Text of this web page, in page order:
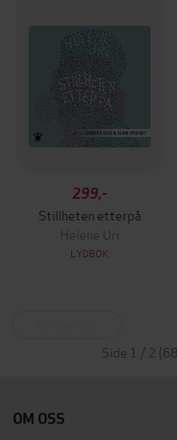
299,-
Stillheten etterpå
Helene Uri
LYDBOK
Side 1 / 2
OM OSS